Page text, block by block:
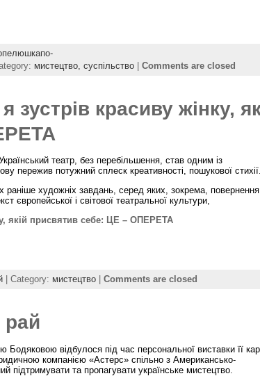
мистецтво, суспільство | Comments are closed
красиву жінку,
театр, без перебільшення, став одним із
пережив потужний сплеск креативності, пошукової стихії.
раніше художніх завдань, серед яких, зокрема, повернення
європейської і світової театральної культури,
якій присвятив себе: ЦЕ – ОПЕРЕТА
| Category: мистецтво Comments are closed
рай
відбулося під час персональної виставки її
компанією «Астерс» спільно з Американсько-
та пропагувати українське мистецтво.